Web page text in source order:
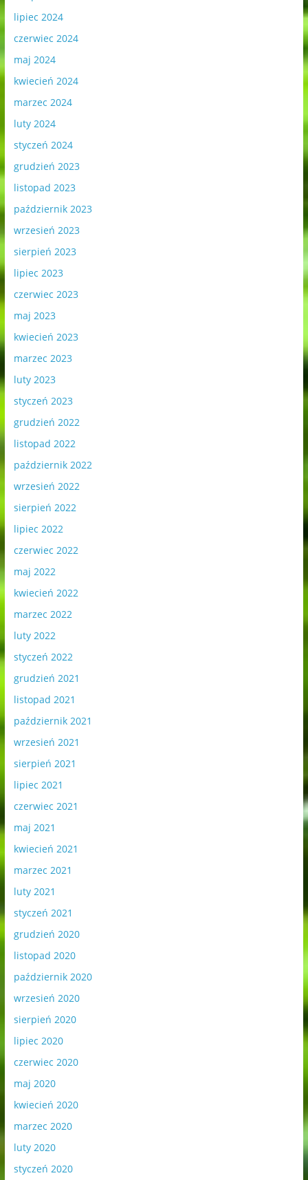
lipiec 2024
czerwiec 2024
maj 2024
kwiecień 2024
marzec 2024
luty 2024
styczeń 2024
grudzień 2023
listopad 2023
październik 2023
wrzesień 2023
sierpień 2023
lipiec 2023
czerwiec 2023
maj 2023
kwiecień 2023
marzec 2023
luty 2023
styczeń 2023
grudzień 2022
listopad 2022
październik 2022
wrzesień 2022
sierpień 2022
lipiec 2022
czerwiec 2022
maj 2022
kwiecień 2022
marzec 2022
luty 2022
styczeń 2022
grudzień 2021
listopad 2021
październik 2021
wrzesień 2021
sierpień 2021
lipiec 2021
czerwiec 2021
maj 2021
kwiecień 2021
marzec 2021
luty 2021
styczeń 2021
grudzień 2020
listopad 2020
październik 2020
wrzesień 2020
sierpień 2020
lipiec 2020
czerwiec 2020
maj 2020
kwiecień 2020
marzec 2020
luty 2020
styczeń 2020